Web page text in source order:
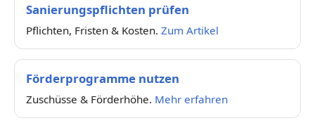
Sanierungspflichten prüfen
Pflichten, Fristen & Kosten. Zum Artikel
Förderprogramme nutzen
Zuschüsse & Förderhöhe. Mehr erfahren